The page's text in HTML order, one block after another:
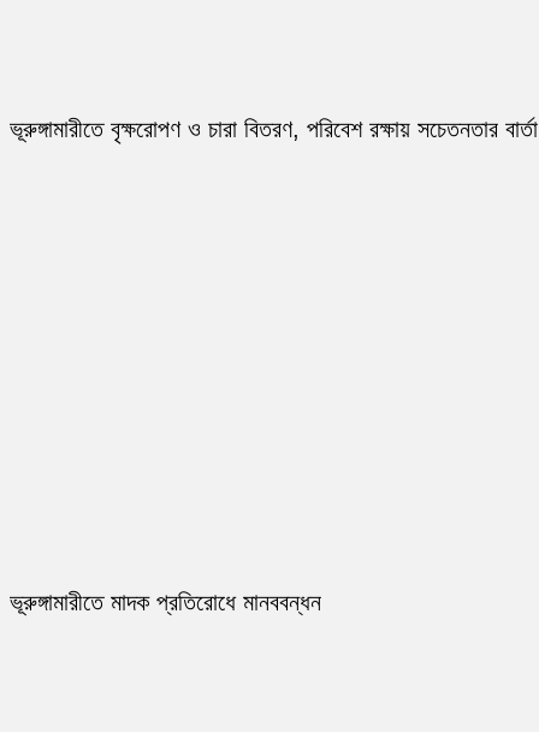
ভূরুঙ্গামারীতে বৃক্ষরোপণ ও চারা বিতরণ, পরিবেশ রক্ষায় সচেতনতার বার্তা
ভূরুঙ্গামারীতে মাদক প্রতিরোধে মানববন্ধন